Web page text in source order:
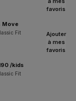
favoris
Move
Fit
Ajouter
à mes
favoris
/kids
Fit